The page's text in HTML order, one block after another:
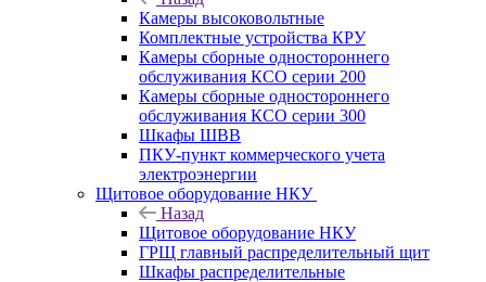
Камеры высоковольтные
Комплектные устройства КРУ
Камеры сборные одностороннего
обслуживания КСО серии 200
Камеры сборные одностороннего
обслуживания КСО серии 300
Шкафы ШВВ
ПКУ-пункт коммерческого учета
электроэнергии
Щитовое оборудование НКУ
Назад
Щитовое оборудование НКУ
ГРЩ главный распределительный щит
Шкафы распределительные